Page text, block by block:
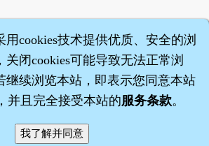
·沈药子©2008～2026
用cookies技术提供优质、安全的浏
关闭cookies可能导致无法正常浏
继续浏览本站，即表示您同意本站
并且完全接受本站的服务条款。